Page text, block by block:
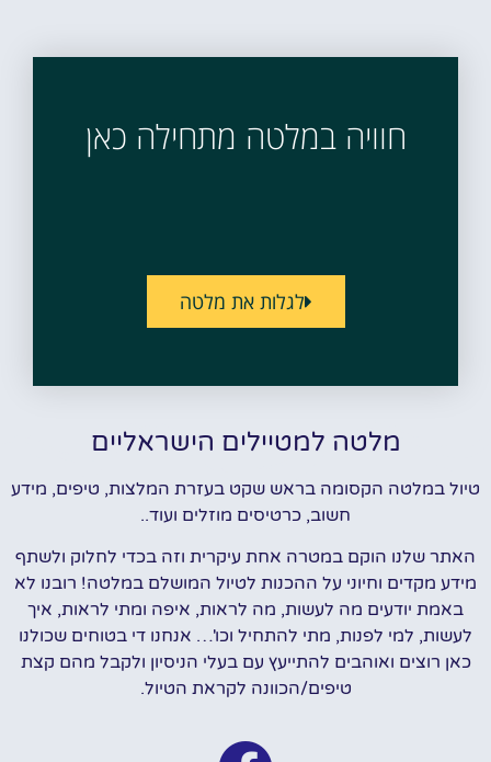
חוויה במלטה מתחילה כאן
לגלות את מלטה
מלטה למטיילים הישראליים
טיול במלטה הקסומה בראש שקט בעזרת המלצות, טיפים, מידע
חשוב, כרטיסים מוזלים ועוד..
האתר שלנו הוקם במטרה אחת עיקרית וזה בכדי לחלוק ולשתף
מידע מקדים וחיוני על ההכנות לטיול המושלם במלטה! רובנו לא
באמת יודעים מה לעשות, מה לראות, איפה ומתי לראות, איך
לעשות, למי לפנות, מתי להתחיל וכו'… אנחנו די בטוחים שכולנו
כאן רוצים ואוהבים להתייעץ עם בעלי הניסיון ולקבל מהם קצת
טיפים/הכוונה לקראת הטיול.